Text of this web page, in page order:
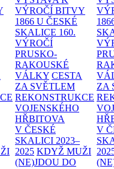
VÝROČÍ BITVY
1866 U ČESKÉ
SKALICE 160.
VÝROČÍ
PRUSKO-
RAKOUSKÉ
VÁLKY CESTA
ZA SVĚTLEM
REKONSTRUKCE
VOJENSKÉHO
HŘBITOVA
V ČESKÉ
SKALICI 2023–
2025 KDYŽ MUŽI
(NE)JDOU DO
ZA
V